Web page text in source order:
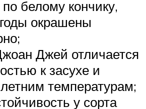
белому кончику,
окрашены
Джей отличается
к засухе и
температурам;
у сорта